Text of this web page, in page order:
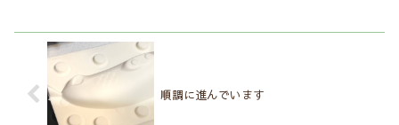
順調に進んでいます